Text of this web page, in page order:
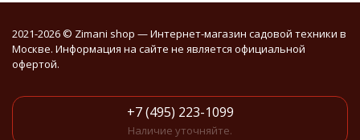
2021-2026 © Zimani shop — Интернет-магазин садовой техники в
Москве. Информация на сайте не является официальной
офертой.
+7 (495) 223-1099
Наличие уточняйте.